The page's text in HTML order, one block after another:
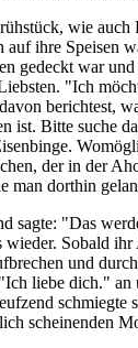
wie auch
ihre Speisen
gedeckt war und
"Ich
berichtest,
ist. Bitte suche
der in der
man dorthin
sagte: "Das
wieder. Sobald
und
liebe dich." an
schmiegte
scheinenden